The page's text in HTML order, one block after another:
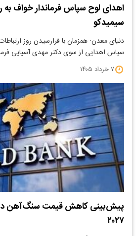
اهدای لوح سپاس فرماندار خواف به
سیمیدکو
دنیای معدن: همزمان با فرارسیدن روز
سپاس اهدایی از سوی دکتر مهدی آسیایی
۷ خرداد ۱۴۰۵
۲۰۲۷